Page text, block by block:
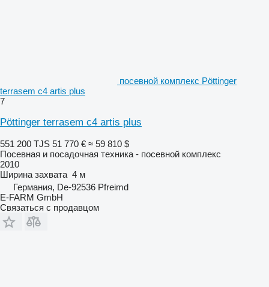
посевной комплекс Pöttinger
terrasem c4 artis plus
7
Pöttinger terrasem c4 artis plus
551 200 TJS 51 770 € ≈ 59 810 $
Посевная и посадочная техника - посевной комплекс
2010
Ширина захвата 4 м
Германия, De-92536 Pfreimd
E-FARM GmbH
Связаться с продавцом